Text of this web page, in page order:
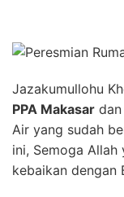
Jazakumullohu
PPA Makasar
Air yang sudah
ini, Semoga Allah
kebaikan dengan